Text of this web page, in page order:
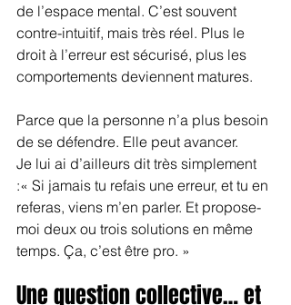
de l’espace mental. C’est souvent
contre-intuitif, mais très réel. Plus le
droit à l’erreur est sécurisé, plus les
comportements deviennent matures.
Parce que la personne n’a plus besoin
de se défendre. Elle peut avancer.
Je lui ai d’ailleurs dit très simplement
:« Si jamais tu refais une erreur, et tu en
referas, viens m’en parler. Et propose-
moi deux ou trois solutions en même
temps. Ça, c’est être pro. »
Une question collective… et